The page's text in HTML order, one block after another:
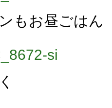
もお昼ごはん